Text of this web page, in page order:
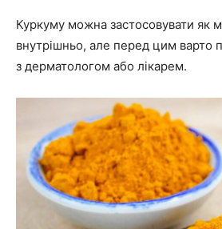
Куркуму можна застосовувати як
внутрішньо, але перед цим варто
з дерматологом або лікарем.